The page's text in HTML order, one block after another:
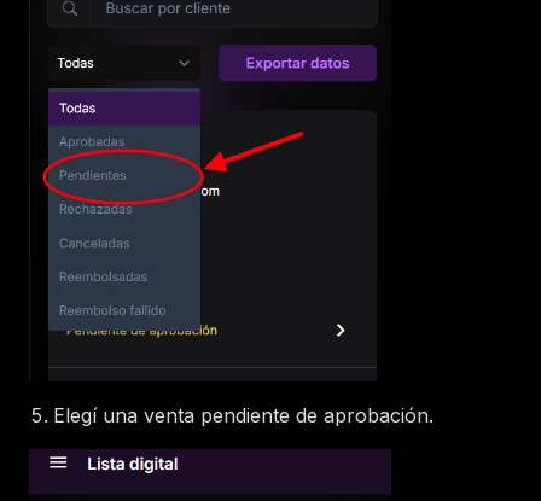
Elegí una venta pendiente de aprobación.